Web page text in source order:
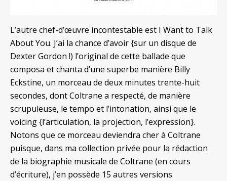
L’autre chef-d’œuvre incontestable est I Want to Talk
About You. J’ai la chance d’avoir {sur un disque de
Dexter Gordon !) l’original de cette ballade que
composa et chanta d’une superbe manière Billy
Eckstine, un morceau de deux minutes trente-huit
secondes, dont Coltrane a respecté, de manière
scrupuleuse, le tempo et l’intonation, ainsi que le
voicing {l’articulation, la projection, l’expression}.
Notons que ce morceau deviendra cher à Coltrane
puisque, dans ma collection privée pour la rédaction
de la biographie musicale de Coltrane (en cours
d’écriture), j’en possède 15 autres versions